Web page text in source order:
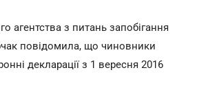
агентства з питань запобігання
повідомила, що чиновники
декларації з 1 вересня 2016